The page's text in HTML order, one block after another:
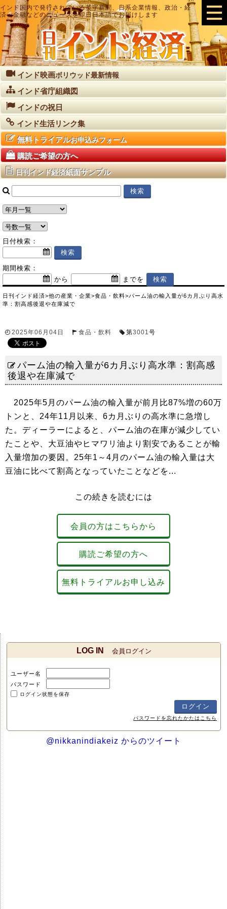
インド国内で発行されている英字新聞、日系企業情報、政治・経
済・金融などのニュースを即日日本語でお届けします
インド映画ボリウッド最新情報
インド省庁組織図
インドの祝日
インド生活リンク集
無料トライアルお申込みフォーム
購読ご希望の方へ
日刊インド経済紙面サンプル
日付検索：
期間検索：
から
までを
日刊インド経済>他の産業・企業>食品・飲料>パーム油の輸入量が6カ月ぶり高水
準：割高感後退や在庫減で
2025年06月04日 食品・飲料 第3001号
パーム油の輸入量が6カ月ぶり高水準：割高感
後退や在庫減で
2025年5月のパーム油の輸入量が前月比87%増の60万
トンと、24年11月以来、6カ月ぶりの高水準に急増し
た。ディーラーによると、パーム油の在庫が減少してい
たことや、大豆油やヒマワリ油より割安であることが輸
入量増加の要因。25年1～4月のパーム油の輸入量は大
豆油に比べて割高となっていたことなどを...
この続きを読むには
会員の方はこちらから
購読ご希望の方へ
無料トライアルお申し込み
LOG IN 会員ログイン
ユーザー名
パスワード
ログイン状態を保存
パスワードを忘れたかたはこちら
@nikkanindiakeiz からのツイート